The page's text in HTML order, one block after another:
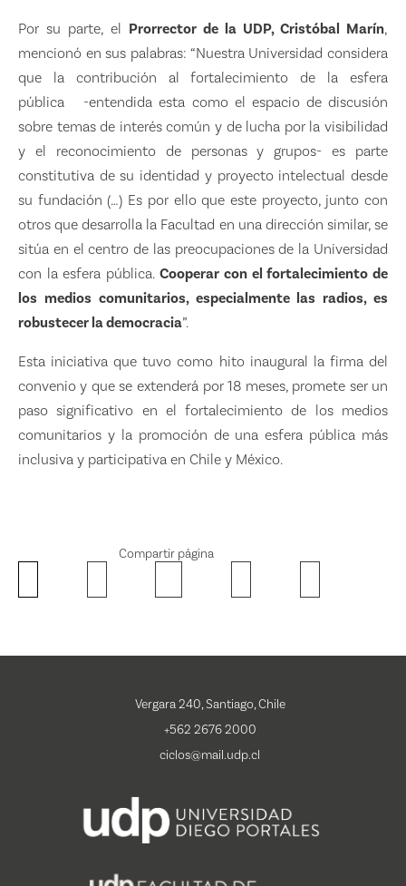
Por su parte, el Prorrector de la UDP, Cristóbal Marín,
mencionó en sus palabras: “Nuestra Universidad considera
que la contribución al fortalecimiento de la esfera
pública -entendida esta como el espacio de discusión
sobre temas de interés común y de lucha por la visibilidad
y el reconocimiento de personas y grupos- es parte
constitutiva de su identidad y proyecto intelectual desde
su fundación (…) Es por ello que este proyecto, junto con
otros que desarrolla la Facultad en una dirección similar, se
sitúa en el centro de las preocupaciones de la Universidad
con la esfera pública. Cooperar con el fortalecimiento de
los medios comunitarios, especialmente las radios, es
robustecer la democracia”.
Esta iniciativa que tuvo como hito inaugural la firma del
convenio y que se extenderá por 18 meses, promete ser un
paso significativo en el fortalecimiento de los medios
comunitarios y la promoción de una esfera pública más
inclusiva y participativa en Chile y México.
Compartir página
Vergara 240, Santiago, Chile
+562 2676 2000
ciclos@mail.udp.cl